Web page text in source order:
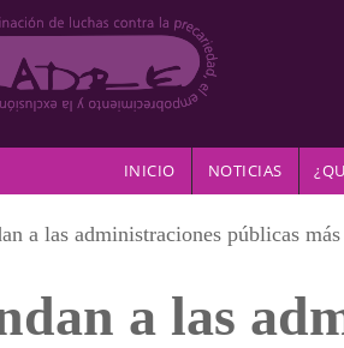
INICIO NOTICIAS
usted aquí
a las administraciones públicas
a las